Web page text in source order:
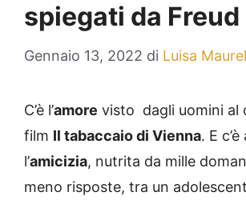
spiegati da Freud
Gennaio 13, 2022 di Luisa
C’è l’amore visto dagli uomini al
film Il tabaccaio di Vienna. E
l’amicizia, nutrita da mille
meno risposte, tra un